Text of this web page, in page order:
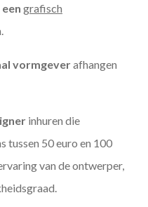
grafisch
vormgeverafhangen
inhuren die
tussen 50 euro en 100
van de ontwerper,